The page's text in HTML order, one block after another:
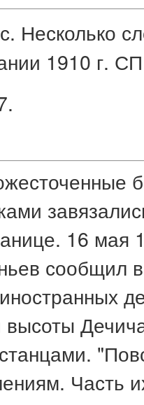
Несколько
1910 г.
16 мая
сообщил
высоты
Часть